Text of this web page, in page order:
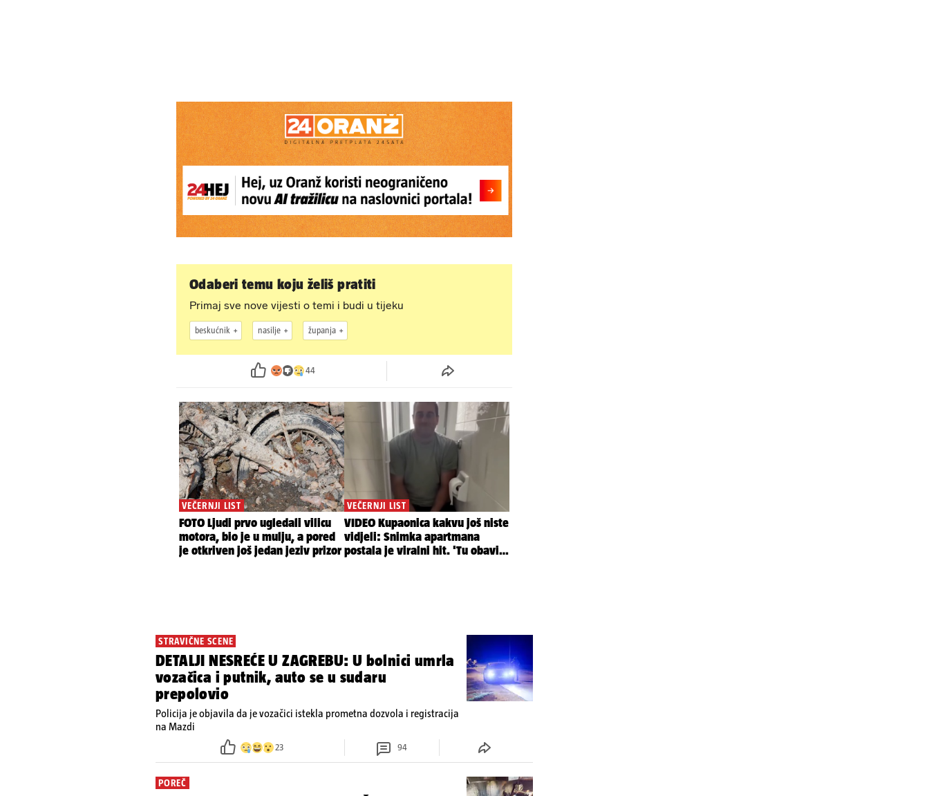
Odaberi temu koju želiš pratiti
Primaj sve nove vijesti o temi i budi u tijeku
beskućnik nasilje županja
44
STRAVIČNE SCENE
DETALJI NESREĆE U ZAGREBU: U bolnici umrla
vozačica i putnik, auto se u sudaru
prepolovio
Policija je objavila da je vozačici istekla prometna dozvola i registracija
na Mazdi
23 94
POREČ